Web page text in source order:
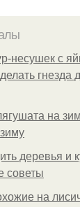
несушек с
гнезда
на
деревья и
советы
на